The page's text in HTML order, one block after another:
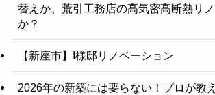
替えか、荒引工務店の高気密高断熱リ
か？
【新座市】I様邸リノベーション
2026年の新築には要らない！プロが教